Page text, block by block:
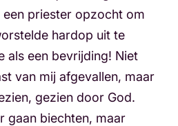
priester opzocht om
hardop uit te
als een bevrijding! Niet
van mij afgevallen, maar
gezien door God.
gaan biechten, maar